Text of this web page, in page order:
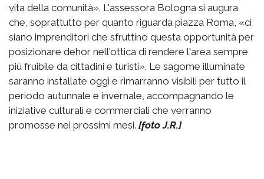
vita della comunità». L'assessora Bologna si augura
che, soprattutto per quanto riguarda piazza Roma, «ci
siano imprenditori che sfruttino questa opportunità per
posizionare dehor nell'ottica di rendere l'area sempre
più fruibile da cittadini e turisti». Le sagome illuminate
saranno installate oggi e rimarranno visibili per tutto il
periodo autunnale e invernale, accompagnando le
iniziative culturali e commerciali che verranno
promosse nei prossimi mesi. [foto J.R.]